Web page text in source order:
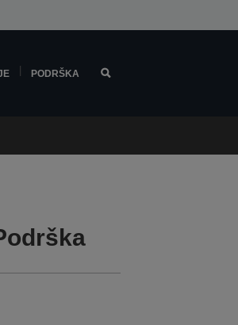
PODRŠKA